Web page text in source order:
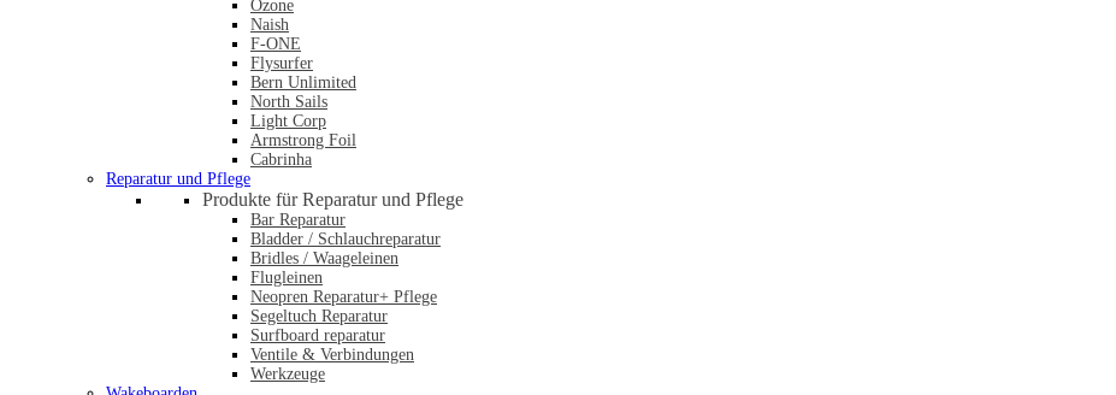
Ozone
Naish
F-ONE
Flysurfer
Bern Unlimited
North Sails
Light Corp
Armstrong Foil
Cabrinha
Reparatur und Pflege
Produkte für Reparatur und Pflege
Bar Reparatur
Bladder / Schlauchreparatur
Bridles / Waageleinen
Flugleinen
Neopren Reparatur+ Pflege
Segeltuch Reparatur
Surfboard reparatur
Ventile & Verbindungen
Werkzeuge